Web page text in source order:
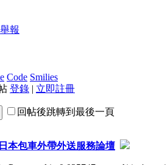
舉報
Code Smilies
登錄 | 立即註冊
回帖後跳轉到最後一頁
日本包車外帶外送服務論壇